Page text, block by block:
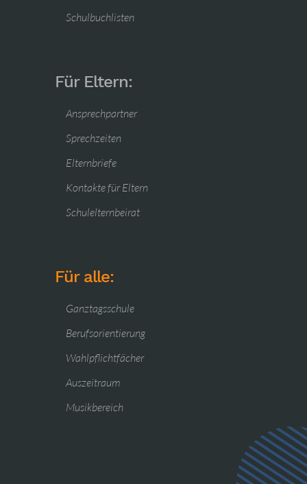
Schulbuchlisten
Für Eltern:
Ansprechpartner
Sprechzeiten
Elternbriefe
Kontakte für Eltern
Schulelternbeirat
Für alle:
Ganztagsschule
Berufsorientierung
Wahlpflichtfächer
Auszeitraum
Musikbereich